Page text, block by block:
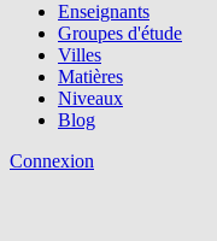
Enseignants
Groupes d'étude
Villes
Matières
Niveaux
Blog
Connexion